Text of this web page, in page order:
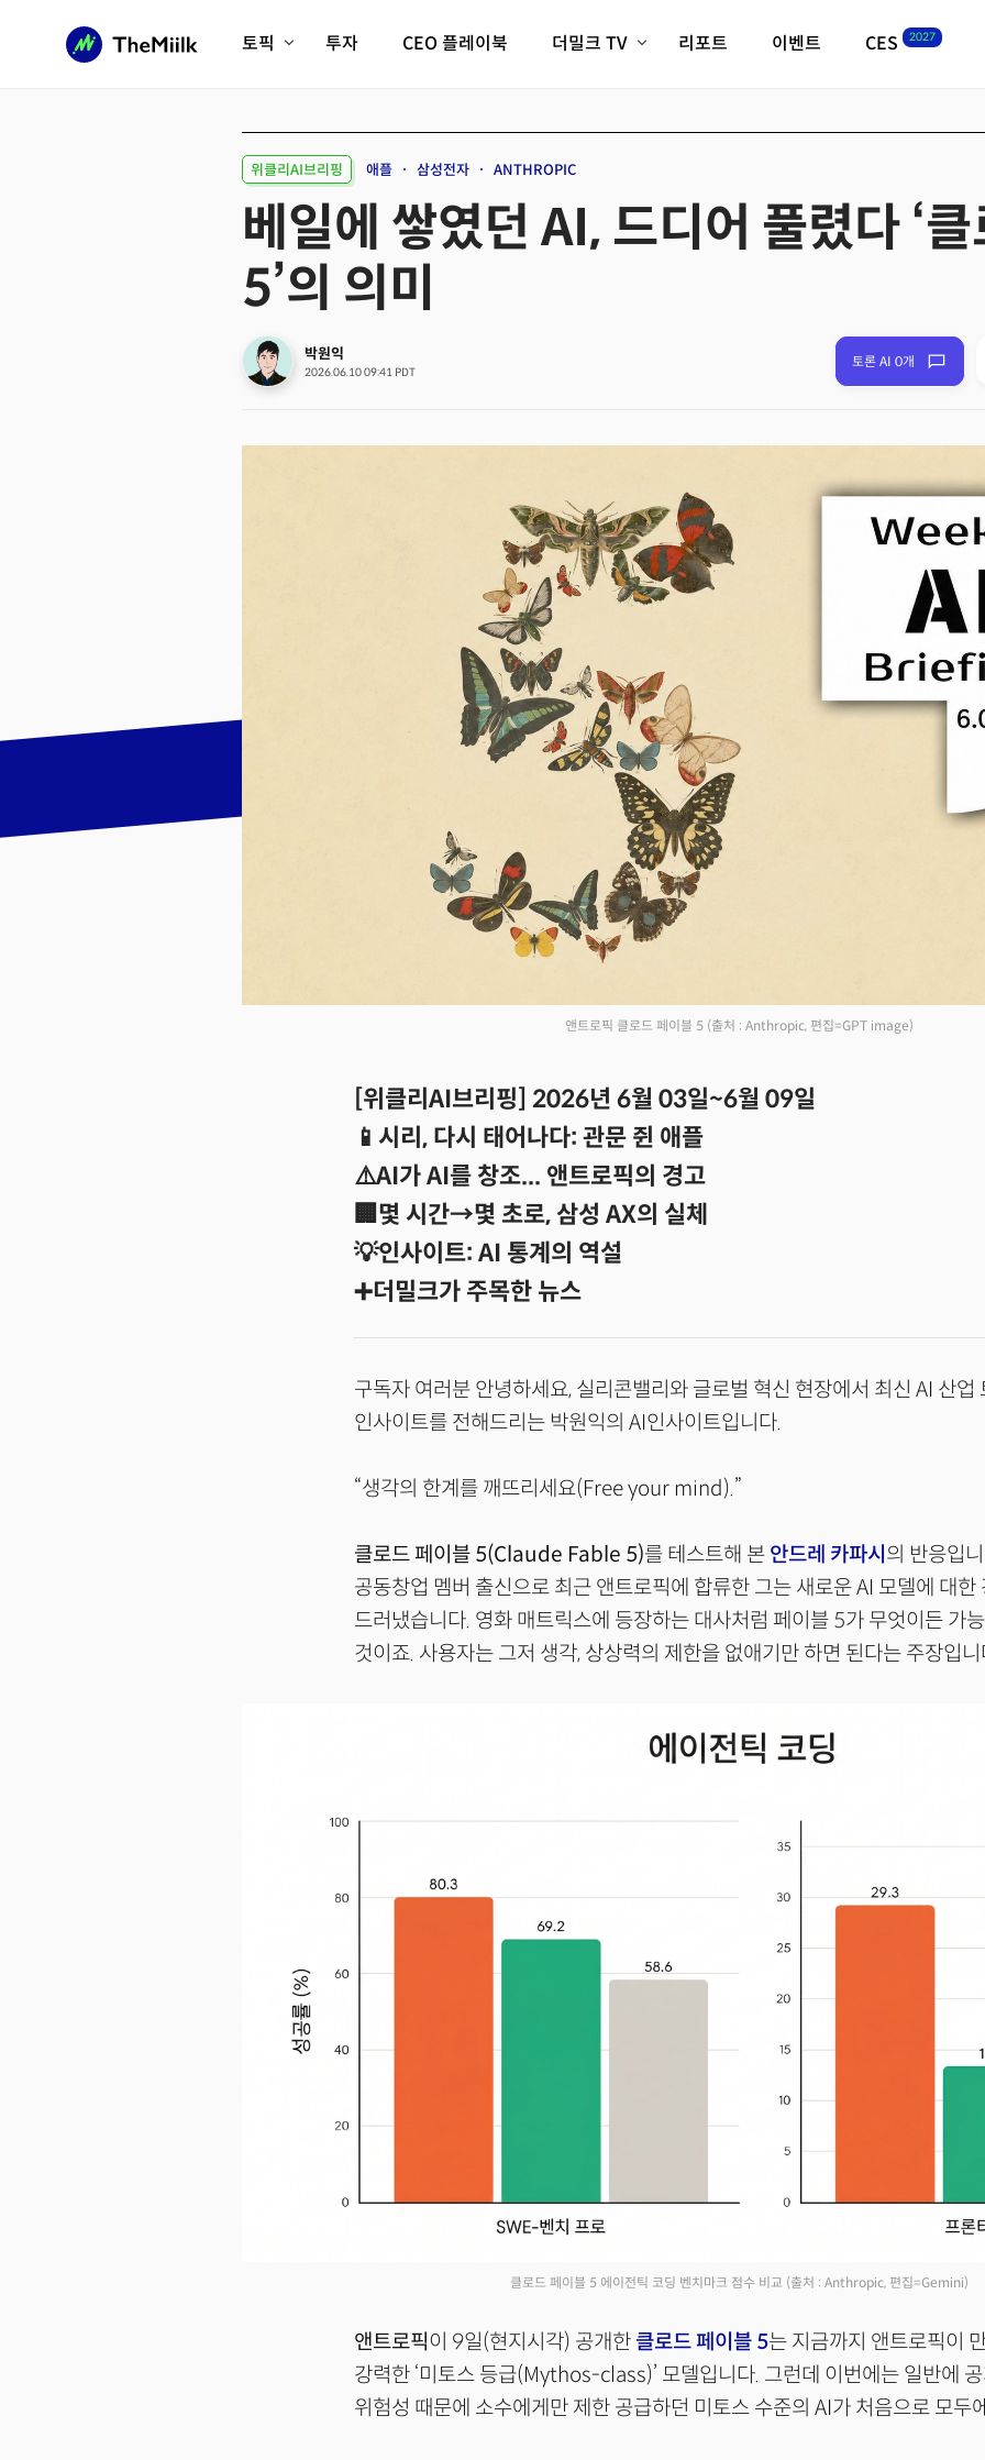
토픽
피지컬AI/로봇
AX비즈니스혁명
디지털자산
미래 교육/직업
전체 기사 보기
투자 CEO 플레이북 더밀크 TV
크리스의 뉴욕 시그널
리포트 이벤트 CES 2027
필드 가이드
CES2027 with
위클리AI브리핑 애플 삼성전자 ANTHROPIC
베일에 쌓였던 AI, 드디어 풀렸다 ‘
5’의 의미
박원익
2026.06.10 09:41 PDT
토론 AI 0개
Twitter
기사링크 복사
앤트로픽 클로드 페이블 5 (출처 : Anthropic, 편집=GPT image)
[위클리AI브리핑] 2026년 6월 03일~6월 09일
📱시리, 다시 태어나다: 관문 쥔 애플
⚠️AI가 AI를 창조... 앤트로픽의 경고
🏢몇 시간→몇 초로, 삼성 AX의 실체
💡인사이트: AI 통계의 역설
➕더밀크가 주목한 뉴스
구독자 여러분 안녕하세요, 실리콘밸리와 글로벌 혁신 현장에서 최신 AI 산업
인사이트를 전해드리는 박원익의 AI인사이트입니다.
“생각의 한계를 깨뜨리세요(Free your mind).”
클로드 페이블 5(Claude Fable 5)를 테스트해 본 안드레 카파시 의 반응입
공동창업 멤버 출신으로 최근 앤트로픽에 합류한 그는 새로운 AI 모델에 대한
드러냈습니다. 영화 매트릭스에 등장하는 대사처럼 페이블 5가 무엇이든 가
것이죠. 사용자는 그저 생각, 상상력의 제한을 없애기만 하면 된다는 주장입니
클로드 페이블 5 에이전틱 코딩 벤치마크 점수 비교 (출처 : Anthropic, 편집=Gemini)
앤트로픽이 9일(현지시각) 공개한 클로드 페이블 5는 지금까지 앤트로픽이
강력한 ‘미토스 등급(Mythos-class)’ 모델입니다. 그런데 이번에는 일반에
위험성 때문에 소수에게만 제한 공급하던 미토스 수준의 AI가 처음으로 모두